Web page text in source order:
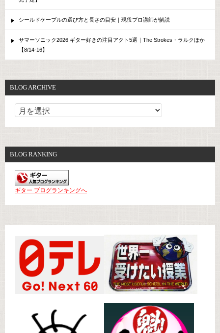
シールドケーブルの選び方と長さの目安｜現役プロ講師が解説
サマーソニック2026 ギター好きの注目アクト5選｜The Strokes・ラルクほか
【8/14-16】
BLOG ARCHIVE
BLOG RANKING
ギター ブログランキングへ